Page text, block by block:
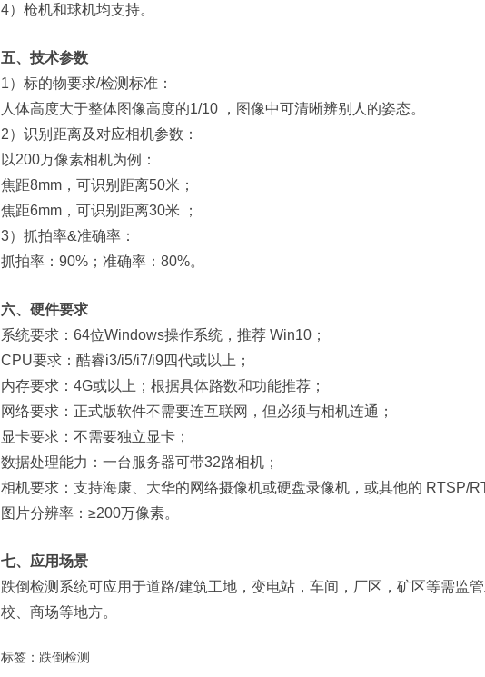
4）枪机和球机均支持。
五、技术参数
1）标的物要求/检测标准：
人体高度大于整体图像高度的1/10 ，图像中可清晰辨别人的姿态。
2）识别距离及对应相机参数：
以200万像素相机为例：
焦距8mm，可识别距离50米；
焦距6mm，可识别距离30米 ；
3）抓拍率&准确率：
抓拍率：90%；准确率：80%。
六、硬件要求
系统要求：64位Windows操作系统，推荐 Win10；
CPU要求：酷睿i3/i5/i7/i9四代或以上；
内存要求：4G或以上；根据具体路数和功能推荐；
网络要求：正式版软件不需要连互联网，但必须与相机连通；
显卡要求：不需要独立显卡；
数据处理能力：一台服务器可带32路相机；
相机要求：支持海康、大华的网络摄像机或硬盘录像机，或其他的 RTSP/
图片分辨率：≥200万像素。
七、应用场景
跌倒检测系统可应用于道路/建筑工地，变电站，车间，厂区，矿区等需监
校、商场等地方。
标签： 跌倒检测